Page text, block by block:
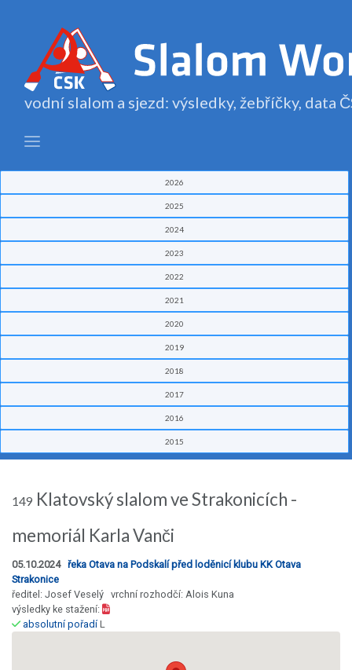
vodní slalom a sjezd: výsledky, žebříčky, data
2026
2025
2024
2023
2022
2021
2020
2019
2018
2017
2016
2015
149 Klatovský slalom ve Strakonicích -
memoriál Karla Vanči
05.10.2024 řeka Otava na Podskalí před loděnicí klubu KK Otava
Strakonice
ředitel: Josef Veselý vrchní rozhodčí: Alois Kuna
výsledky ke stažení:
absolutní pořadíL